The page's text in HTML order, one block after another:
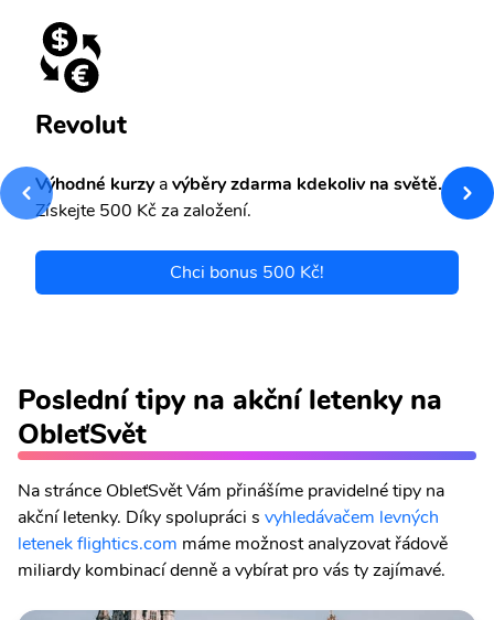
Revolut
Výhodné kurzyavýběry zdarma kdekoliv na světě.
Získejte 500 Kč za založení.
Chci bonus 500 Kč!
Poslední tipy na akční letenky na
ObleťSvět
Na stránce ObleťSvět Vám přinášíme pravidelné tipy na
akční letenky. Díky spolupráci s vyhledávačem levných
letenek flightics.com máme možnost analyzovat řádově
miliardy kombinací denně a vybírat pro vás ty zajímavé.